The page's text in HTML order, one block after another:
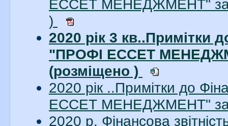
ЕССЕТ МЕНЕДЖМЕНТ" за
)
2020 рік 3 кв..Примітки
"ПРОФІ ЕССЕТ
(розміщено )
2020 рік ..Примітки до
ЕССЕТ МЕНЕДЖМЕНТ" за
2020 р. Фінансова